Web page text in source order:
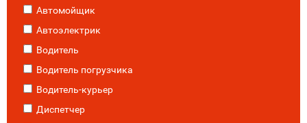
Автомойщик
Автоэлектрик
Водитель
Водитель погрузчика
Водитель-курьер
Диспетчер